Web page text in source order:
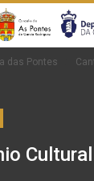
das Pontes